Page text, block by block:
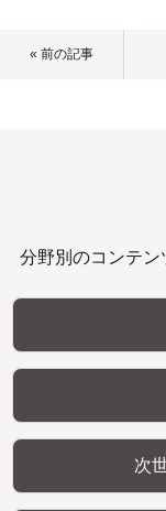
« 前の記事
分野別のコンテン
次